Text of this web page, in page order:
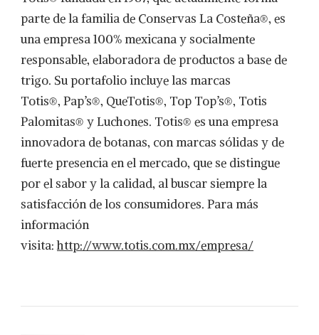
parte de la familia de Conservas La Costeña®, es
una empresa 100% mexicana y socialmente
responsable, elaboradora de productos a base de
trigo. Su portafolio incluye las marcas
Totis®, Pap’s®, QueTotis®, Top Top’s®, Totis
Palomitas® y Luchones. Totis® es una empresa
innovadora de botanas, con marcas sólidas y de
fuerte presencia en el mercado, que se distingue
por el sabor y la calidad, al buscar siempre la
satisfacción de los consumidores. Para más
información
visita:http://www.totis.com.mx/empresa/